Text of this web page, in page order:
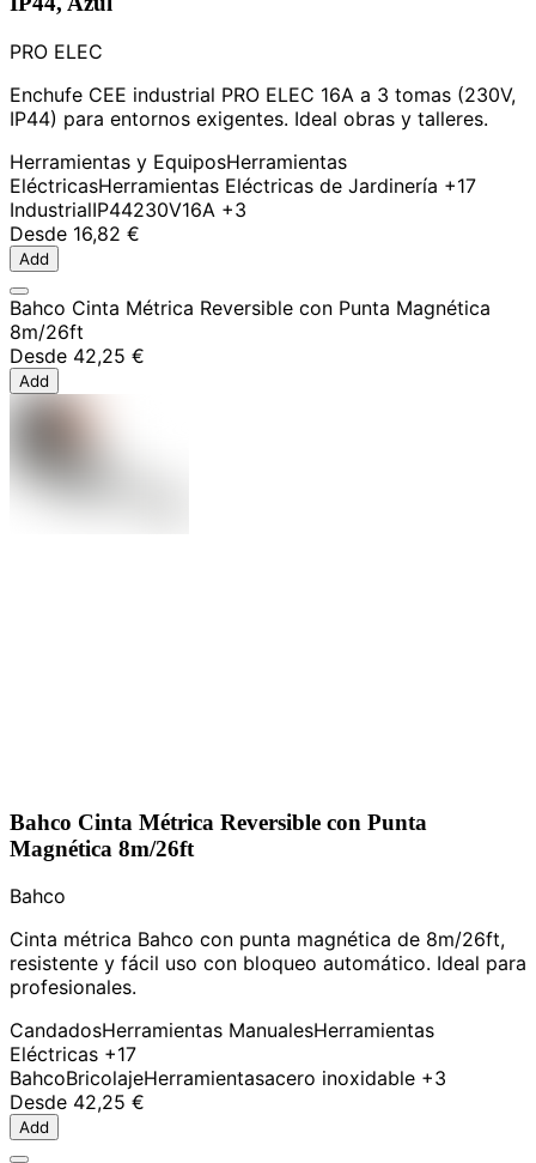
PRO ELEC
Enchufe CEE industrial PRO ELEC 16A a 3 tomas (230V,
IP44) para entornos exigentes. Ideal obras y talleres.
Herramientas y EquiposHerramientas
EléctricasHerramientas Eléctricas de Jardinería +17
IndustrialIP44230V16A +3
Desde 16,82 €
Add
Bahco Cinta Métrica Reversible con Punta Magnética
8m/26ft
Desde 42,25 €
Add
Bahco Cinta Métrica Reversible con Punta
Magnética 8m/26ft
Bahco
Cinta métrica Bahco con punta magnética de 8m/26ft,
resistente y fácil uso con bloqueo automático. Ideal para
profesionales.
CandadosHerramientas ManualesHerramientas
Eléctricas +17
BahcoBricolajeHerramientasacero inoxidable +3
Desde 42,25 €
Add